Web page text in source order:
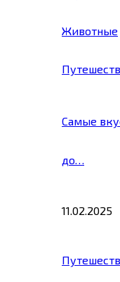
Животные
Самые
до…
11.02.2025